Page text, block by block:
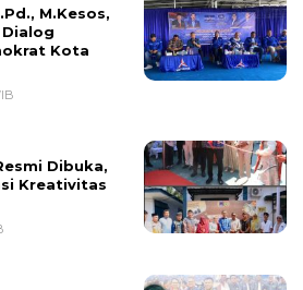
M.Kesos,
Kota
Dibuka,
Kreativitas